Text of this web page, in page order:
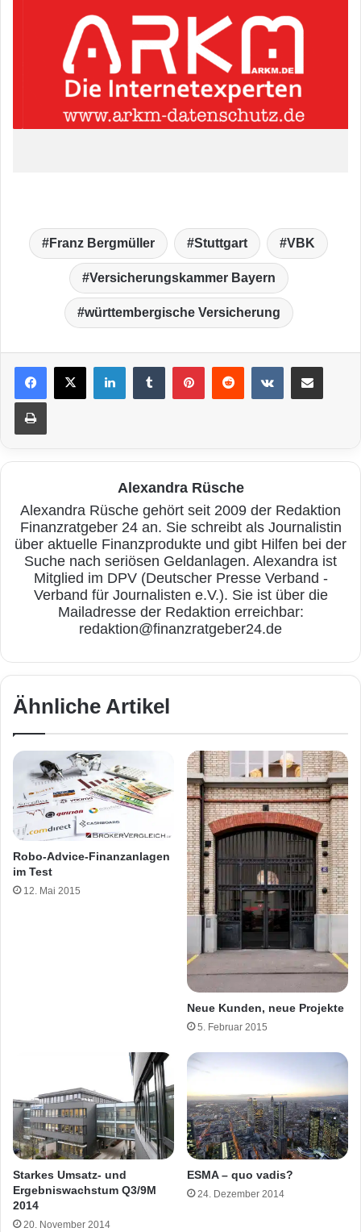
Franz Bergmüller Stuttgart VBK
Versicherungskammer Bayern
württembergische Versicherung
LinkedIn VKontakte
Drucken
Alexandra Rüsche
Alexandra Rüsche gehört seit 2009 der Redaktion
Finanzratgeber 24 an. Sie schreibt als Journalistin
über aktuelle Finanzprodukte und gibt Hilfen bei der
Suche nach seriösen Geldanlagen. Alexandra ist
Mitglied im DPV (Deutscher Presse Verband -
Verband für Journalisten e.V.). Sie ist über die
Mailadresse der Redaktion erreichbar:
redaktion@finanzratgeber24.de
Ähnliche Artikel
Robo-Advice-Finanzanlagen
im Test
12. Mai 2015
Neue Kunden, neue Projekte
5. Februar 2015
Starkes Umsatz- und
Ergebniswachstum Q3/9M
2014
20. November 2014
ESMA – quo vadis?
24. Dezember 2014